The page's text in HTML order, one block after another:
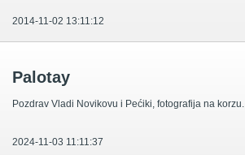
2014-11-02 13:11:12
Palotay
Pozdrav Vladi Novikovu i Pećiki, fotografija na korzu.
2024-11-03 11:11:37